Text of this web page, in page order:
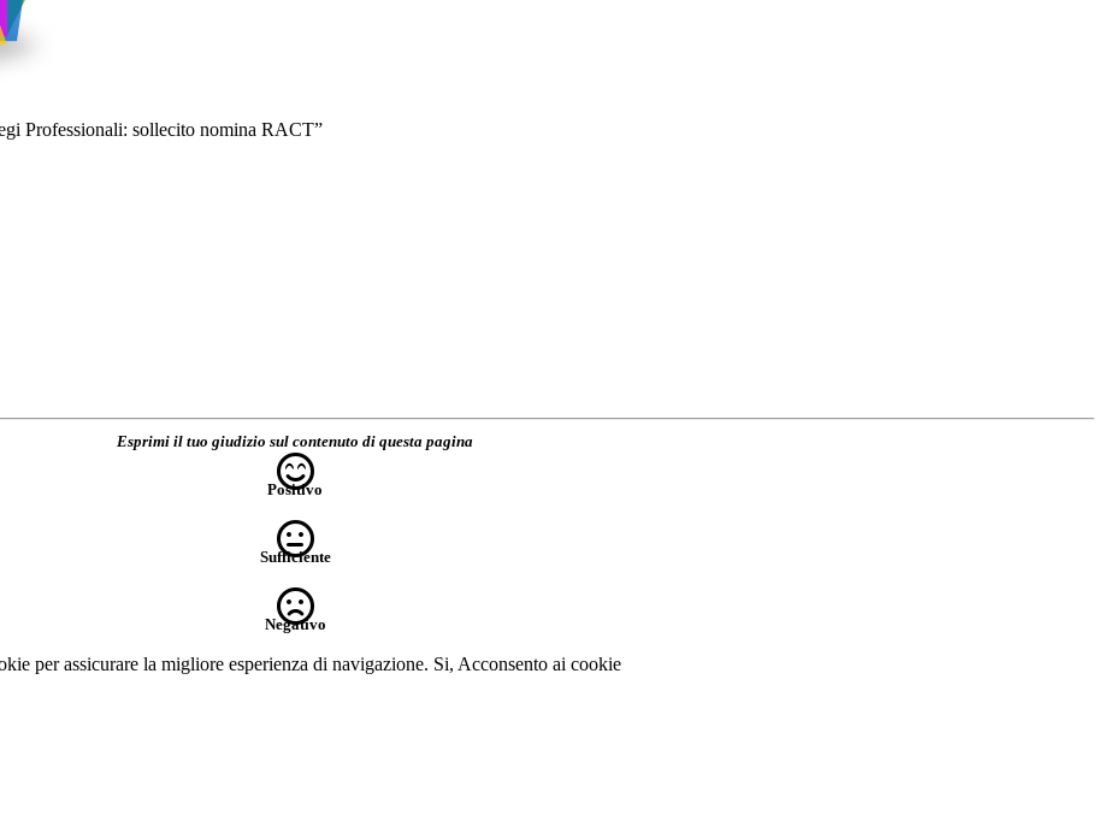
Professionali: sollecito nomina RACT”
Esprimi il tuo giudizio sul contenuto di questa pagina
Positivo
Sufficiente
Negativo
per assicurare la migliore esperienza di navigazione. Si, Acconsento ai cookie